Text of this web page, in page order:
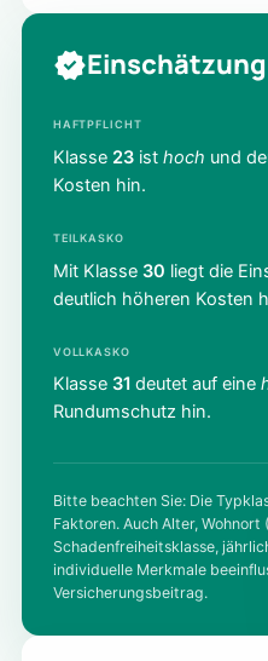
Einschätzung
HAFTPFLICHT
Klasse 23ist hoch und
Kosten hin.
TEILKASKO
Mit Klasse 30 liegt die
deutlich höheren Kosten
VOLLKASKO
Klasse 31 deutet auf eine
Rundumschutz hin.
Bitte beachten Sie: Die
Faktoren. Auch Alter, Wohnort
Schadenfreiheitsklasse,
individuelle Merkmale
Versicherungsbeitrag.